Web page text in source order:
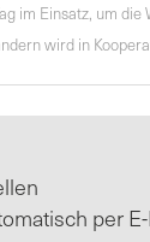
im Einsatz, um
wird in
per